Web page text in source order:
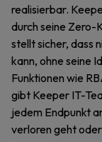
realisierbar.
durch seine
stellt sicher, dass
kann, ohne seine
Funktionen wie
gibt Keeper IT-
jedem Endpunkt
verloren geht